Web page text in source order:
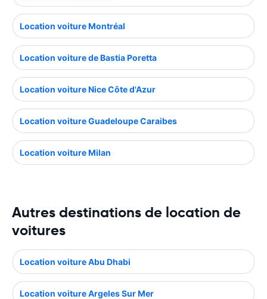
Location voiture Montréal
Location voiture de Bastia Poretta
Location voiture Nice Côte d'Azur
Location voiture Guadeloupe Caraibes
Location voiture Milan
Autres destinations de location de
voitures
Location voiture Abu Dhabi
Location voiture Argeles Sur Mer